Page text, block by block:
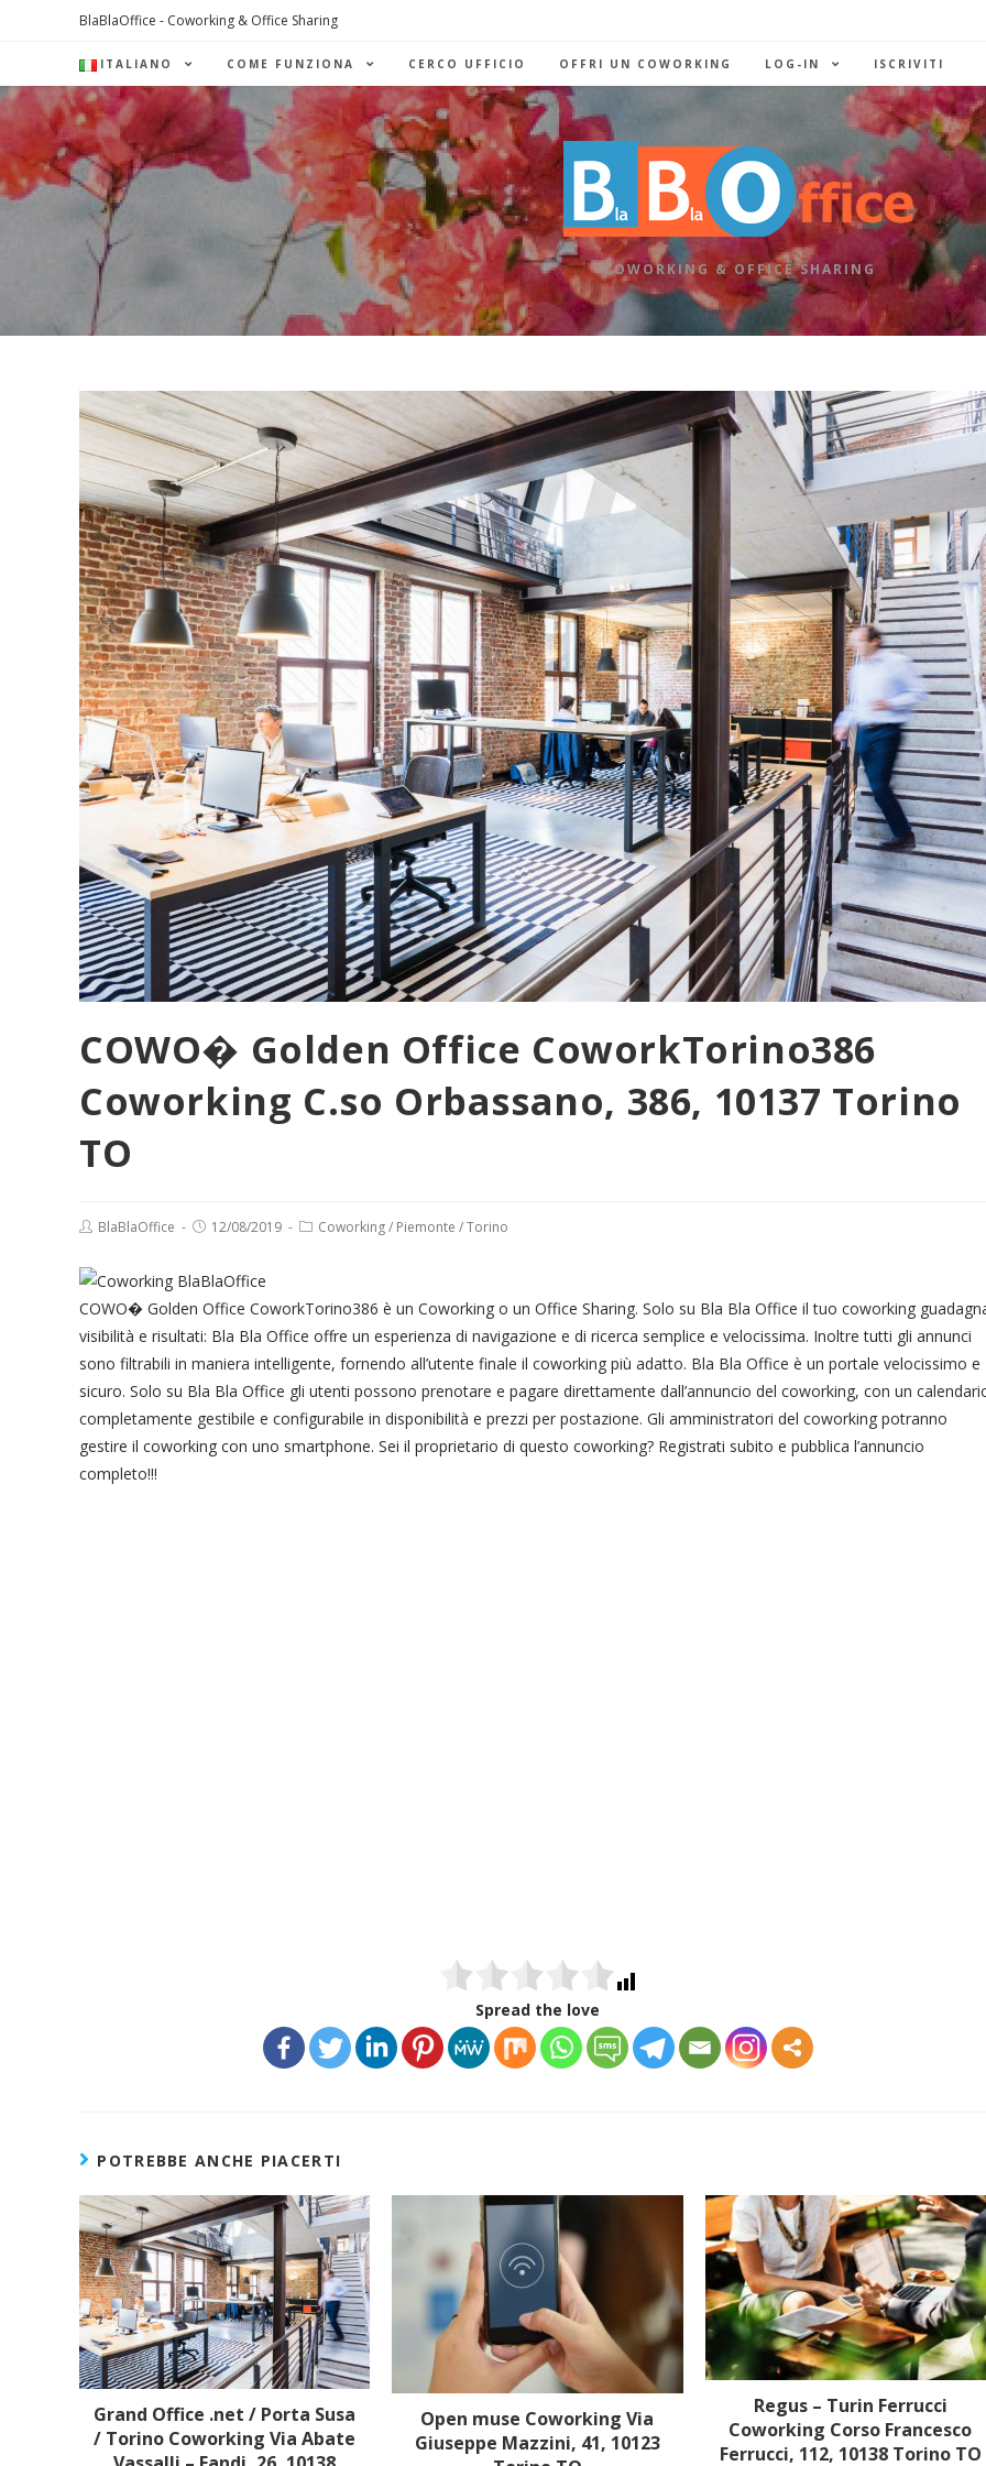
BlaBlaOffice - Coworking & Office Sharing
ITALIANO COME FUNZIONA CERCO UFFICIO OFFRI UN COWORKING LOG-IN ISCRIVITI
COWORKING & OFFICE SHARING
COWO� Golden Office CoworkTorino386
Coworking C.so Orbassano, 386, 10137 Torino
TO
PostBlaBlaOffice
Post12/08/2019
PostCoworking/ Piemonte /Torino
COWO� Golden Office CoworkTorino386 è un Coworking o un Office Sharing. Solo su Bla Bla Office il tuo coworking
visibilità e risultati: Bla Bla Office offre un esperienza di navigazione e di ricerca semplice e velocissima. Inoltre tutti gli annunci
sono filtrabili in maniera intelligente, fornendo all’utente finale il coworking più adatto. Bla Bla Office è un portale velocissimo e
sicuro. Solo su Bla Bla Office gli utenti possono prenotare e pagare direttamente dall’annuncio del coworking, con un
completamente gestibile e configurabile in disponibilità e prezzi per postazione. Gli amministratori del coworking potranno
gestire il coworking con uno smartphone. Sei il proprietario di questo coworking? Registrati subito e pubblica l’annuncio
completo!!!
Spread the love
POTREBBE ANCHE PIACERTI
Grand Office .net / Porta Susa
/ Torino Coworking Via Abate
Open muse Coworking Via
Giuseppe Mazzini, 41, 10123
Regus – Turin Ferrucci
Coworking Corso Francesco
Ferrucci, 112, 10138 Torino TO